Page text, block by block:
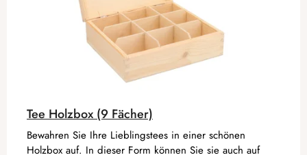
Tee Holzbox (9 Fächer)
Bewahren Sie Ihre Lieblingstees in einer schönen
Holzbox auf. In dieser Form können Sie sie auch auf